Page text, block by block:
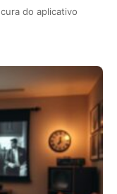
do aplicativo